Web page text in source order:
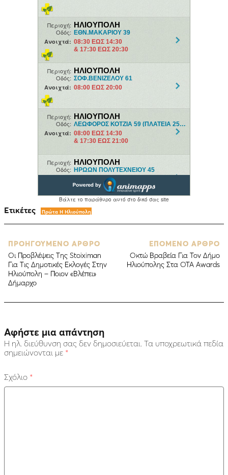
Ετικέτες Πρώτα Η Ηλιούπολη
ΠΡΟΗΓΟΥΜΕΝΟ ΑΡΘΡΟ
Οι Προβλέψεις Της Stoiximan
Για Τις Δημοτικές Εκλογές Στην
Ηλιούπολη – Ποιον «Βλέπει»
Δήμαρχο
ΕΠΟΜΕΝΟ ΑΡΘΡΟ
Οκτώ Βραβεία Για Τον Δήμο
Ηλιούπολης Στα ΟΤΑ Αwards
Αφήστε μια απάντηση
Η ηλ. διεύθυνση σας δεν δημοσιεύεται. Τα υποχρεωτικά πεδία
σημειώνονται με *
Σχόλιο *